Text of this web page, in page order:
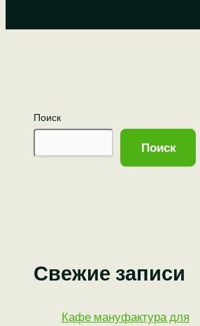
Поиск
Поиск
Свежие записи
Кафе мануфактура для